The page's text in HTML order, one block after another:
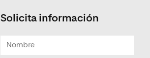
Solicita información